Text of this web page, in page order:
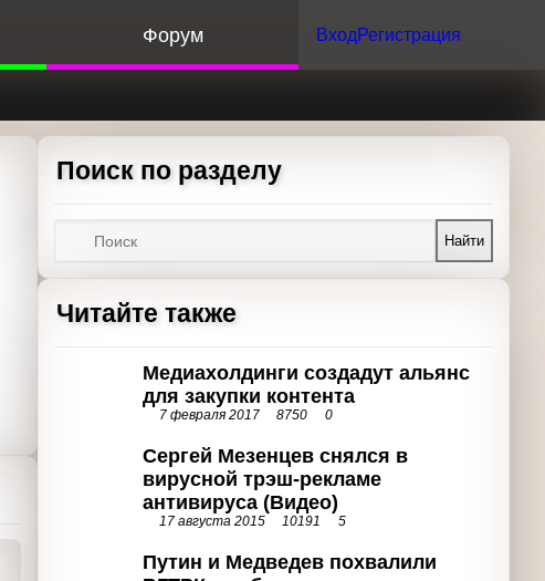
Регистрация
Поиск по разделу
Найти
Читайте также
Медиахолдинги создадут альянс
для закупки контента
7 февраля 2017 8750 0
Сергей Мезенцев снялся в вирусной
трэш-рекламе антивируса (Видео)
17 августа 2015 10191 5
за объективность и